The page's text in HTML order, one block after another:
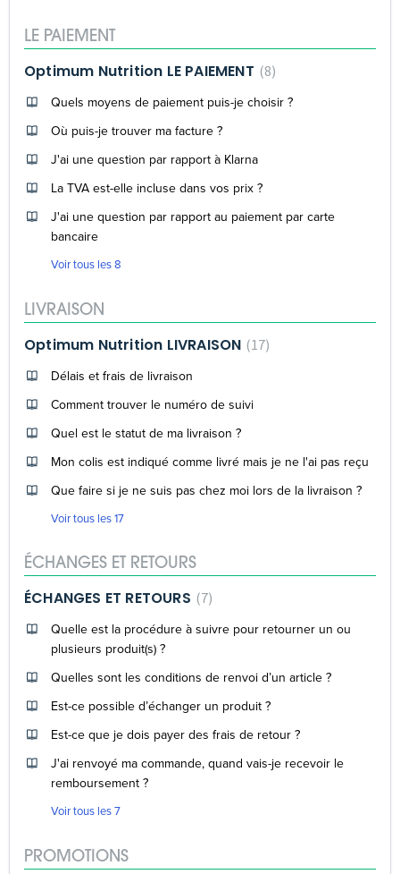
LE PAIEMENT
Optimum Nutrition LE PAIEMENT
8
Quels moyens de paiement puis-je choisir ?
Où puis-je trouver ma facture ?
J'ai une question par rapport à Klarna
La TVA est-elle incluse dans vos prix ?
J'ai une question par rapport au paiement par carte
bancaire
Voir tous les 8
LIVRAISON
Optimum Nutrition LIVRAISON 17
Délais et frais de livraison
Comment trouver le numéro de suivi
Quel est le statut de ma livraison ?
Mon colis est indiqué comme livré mais je ne l'ai pas reçu
Que faire si je ne suis pas chez moi lors de la livraison ?
Voir tous les 17
ÉCHANGES ET RETOURS
ÉCHANGES ET RETOURS
7
Quelle est la procédure à suivre pour retourner un ou
plusieurs produit(s) ?
Quelles sont les conditions de renvoi d’un article ?
Est-ce possible d’échanger un produit ?
Est-ce que je dois payer des frais de retour ?
J'ai renvoyé ma commande, quand vais-je recevoir le
remboursement ?
Voir tous les 7
PROMOTIONS